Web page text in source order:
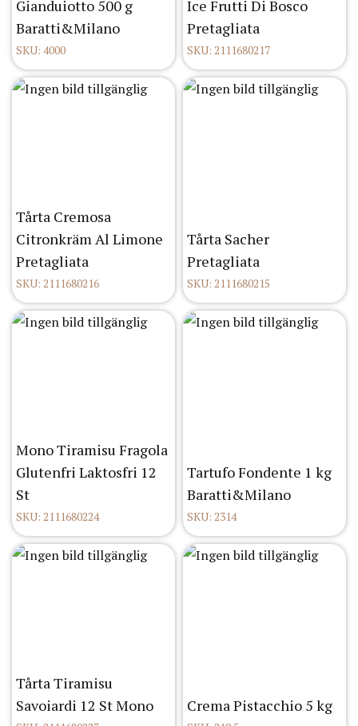
Gianduiotto 500 g
Baratti&Milano
SKU: 4000
Ice Frutti Di Bosco
Pretagliata
SKU: 2111680217
Tårta Cremosa
Citronkräm Al Limone
Pretagliata
SKU: 2111680216
Tårta Sacher
Pretagliata
SKU: 2111680215
Mono Tiramisu Fragola
Glutenfri Laktosfri 12
St
SKU: 2111680224
Tartufo Fondente 1 kg
Baratti&Milano
SKU: 2314
Tårta Tiramisu
Savoiardi 12 St Mono
Crema Pistacchio 5 kg